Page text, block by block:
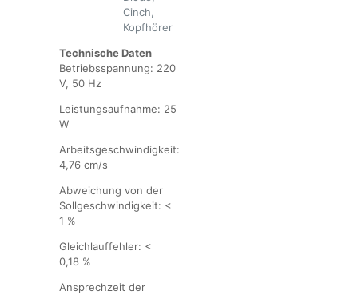
Cinch,
Kopfhörer
Technische Daten
Betriebsspannung: 220
V, 50 Hz
Leistungsaufnahme: 25
W
Arbeitsgeschwindigkeit:
4,76 cm/s
Abweichung von der
Sollgeschwindigkeit: <
1 %
Gleichlauffehler: <
0,18 %
Ansprechzeit der